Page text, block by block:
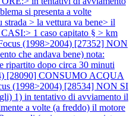
si presenta a volte
> la vettura va bene> il
1 caso capitato § > km
(1998>2004) [27352] NON
che andava bene) nota:
ripartito dopo circa 30 minuti
[28090] CONSUMO ACQUA
(1998>2004) [28534] NON SI
1) in tentativo di avviamento il
a volte (a freddo) il motore